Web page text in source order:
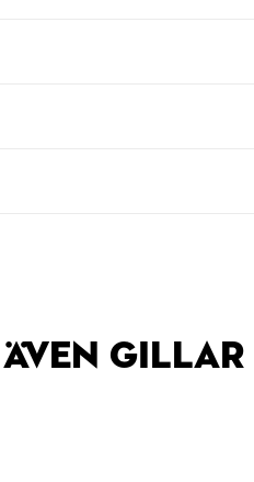
GILLAR